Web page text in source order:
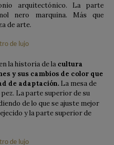
arquitectónico. La parte
nero marquina. Más que
de arte.
la historia de la cultura
y sus cambios de color que
de adaptación. La mesa de
La parte superior de su
de lo que se ajuste mejor
y la parte superior de